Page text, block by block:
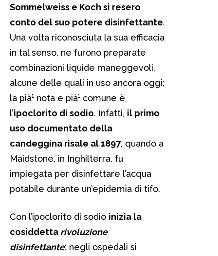
Sommelweiss e Koch si resero
conto del suo potere disinfettante.
Una volta riconosciuta la sua efficacia
in tal senso, ne furono preparate
combinazioni liquide maneggevoli,
alcune delle quali in uso ancora oggi;
la pià¹ nota e pià¹ comune è
l’ipoclorito di sodio. Infatti, il primo
uso documentato della
candeggina risale al 1897, quando a
Maidstone, in Inghilterra, fu
impiegata per disinfettare l’acqua
potabile durante un’epidemia di tifo.
Con l’ipoclorito di sodio inizia la
cosiddetta rivoluzione
disinfettante: negli ospedali si